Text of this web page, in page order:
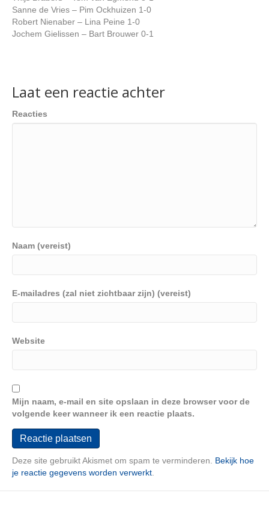
Sanne de Vries – Pim Ockhuizen 1-0
Robert Nienaber – Lina Peine 1-0
Jochem Gielissen – Bart Brouwer 0-1
Laat een reactie achter
Reacties
Naam (vereist)
E-mailadres (zal niet zichtbaar zijn) (vereist)
Website
Mijn naam, e-mail en site opslaan in deze browser voor de
volgende keer wanneer ik een reactie plaats.
Deze site gebruikt Akismet om spam te verminderen. Bekijk hoe
je reactie gegevens worden verwerkt